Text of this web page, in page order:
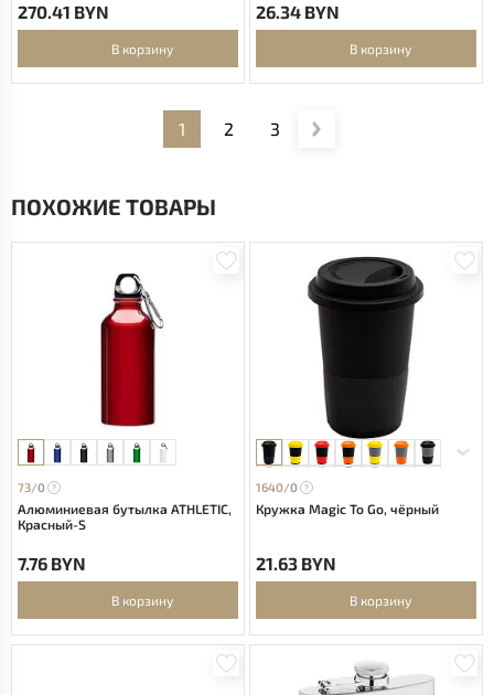
270.41 BYN
В корзину
26.34 BYN
В корзину
1 2 3
ПОХОЖИЕ ТОВАРЫ
73/0
Алюминиевая бутылка ATHLETIC,
Красный-S
7.76 BYN
В корзину
1640/0
Кружка Magic To Go, чёрный
21.63 BYN
В корзину